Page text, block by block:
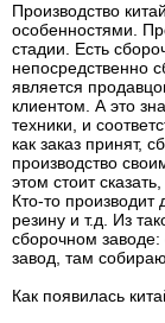
Производство
особенностями.
стадии. Есть
непосредственно
является
клиентом. А это
техники, и
как заказ принят,
производство
этом стоит
Кто-то производит
резину и т.д. Из
сборочном заводе:
завод, там
Как появилась